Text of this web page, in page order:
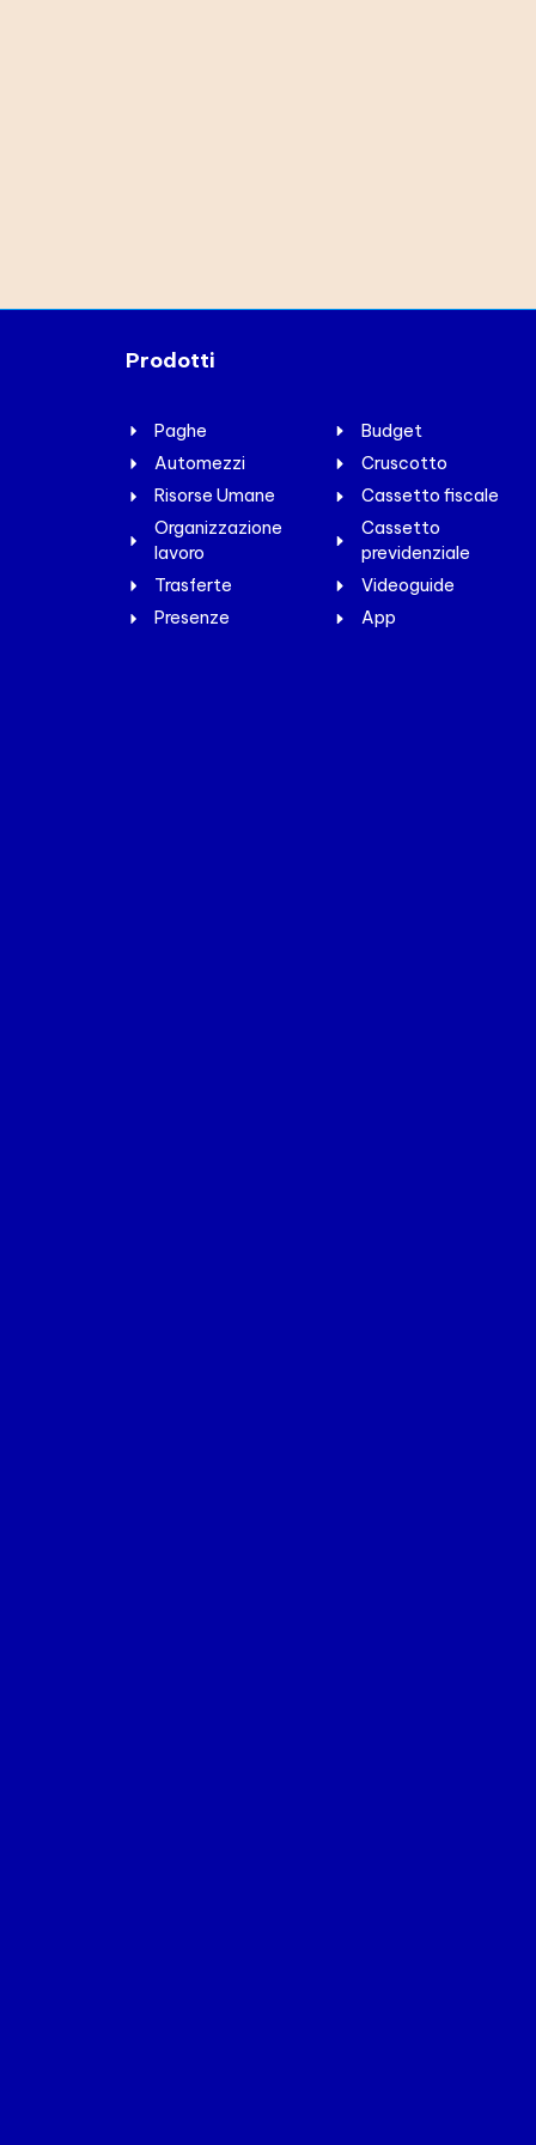
Prodotti
Paghe
Budget
Automezzi
Cruscotto
Risorse Umane
Cassetto fiscale
Organizzazione
lavoro
Cassetto
previdenziale
Trasferte
Videoguide
Presenze
App